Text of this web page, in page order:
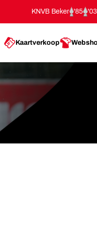
KNVB Beker '85 '03
Kaartverkoop